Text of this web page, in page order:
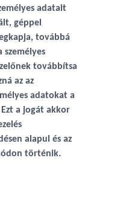
adatait
géppel
továbbá
továbbítsa
az az
adatokat a
a jogát akkor
alapul és az
történik.